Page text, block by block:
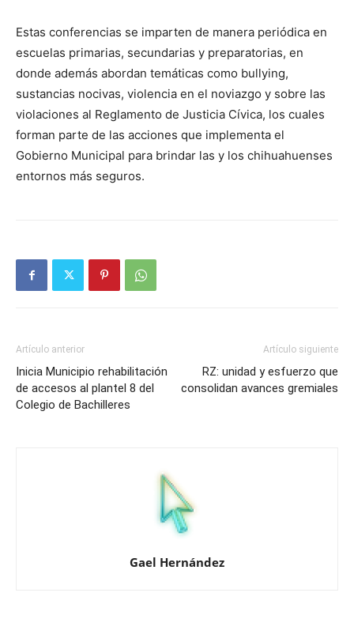
Estas conferencias se imparten de manera periódica en
escuelas primarias, secundarias y preparatorias, en
donde además abordan temáticas como bullying,
sustancias nocivas, violencia en el noviazgo y sobre las
violaciones al Reglamento de Justicia Cívica, los cuales
forman parte de las acciones que implementa el
Gobierno Municipal para brindar las y los chihuahuenses
entornos más seguros.
Artículo anterior
Inicia Municipio rehabilitación
de accesos al plantel 8 del
Colegio de Bachilleres
Artículo siguiente
RZ: unidad y esfuerzo que
consolidan avances gremiales
Gael Hernández